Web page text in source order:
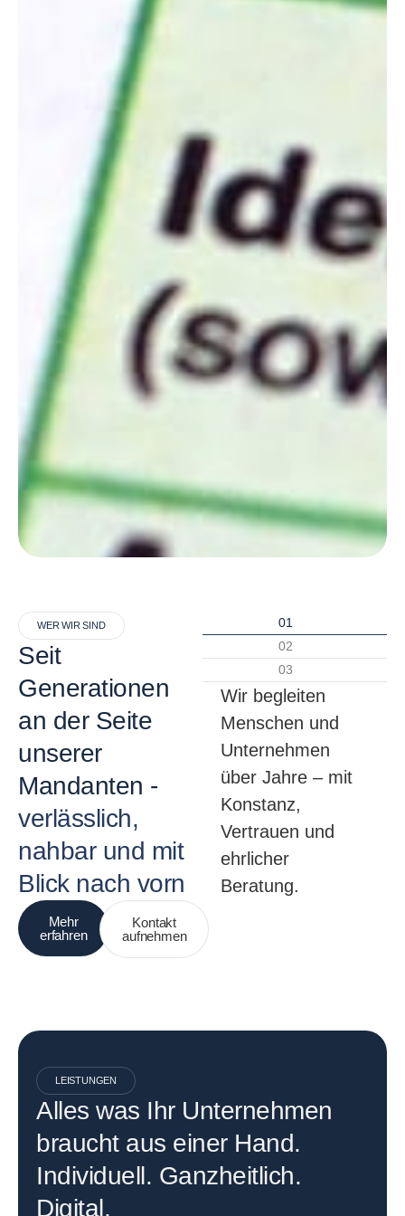
WER WIR SIND
Seit
Generationen
an der Seite
unserer
Mandanten -
verlässlich,
nahbar und mit
Blick nach vorn
Mehr
erfahren
Kontakt
aufnehmen
01
02
03
Wir begleiten
Menschen und
Unternehmen
über Jahre – mit
Konstanz,
Vertrauen und
ehrlicher
Beratung.
LEISTUNGEN
Alles was Ihr Unternehmen
braucht aus einer Hand.
Individuell. Ganzheitlich.
Digital.